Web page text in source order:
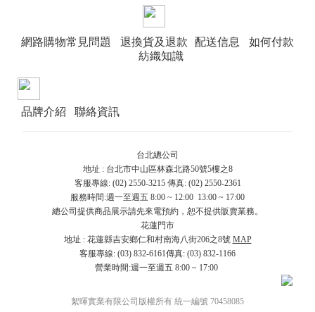
網路購物常見問題 退換貨及退款 配送信息
如何付款
紡織知識
品牌介紹 聯絡資訊
台北總公司
地址 : 台北市中山區林森北路50號5樓之8
客服專線: (02) 2550-3215 傳真: (02) 2550-2361
服務時間:週一至週五 8:00 ~ 12:00 13:00 ~ 17:00
總公司提供商品展示請先來電預約，恕不提供販賣業務。
花蓮門市
地址 : 花蓮縣吉安鄉仁和村南海八街206之8號 MAP
客服專線: (03) 832-6161傳真: (03) 832-1166
營業時間:週一至週五 8:00 ~ 17:00
絮暉實業有限公司版權所有 統一編號 70458085